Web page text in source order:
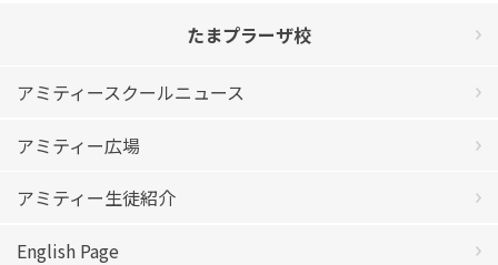
たまプラーザ校
アミティースクールニュース
アミティー広場
アミティー生徒紹介
English Page